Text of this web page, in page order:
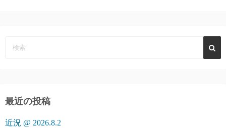
最近の投稿
近況 @ 2026.8.2